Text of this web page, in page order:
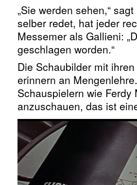
„Sie werden sehen,“
selber redet, hat jeder
Messemer als Gallieni:
geschlagen worden.“
Die Schaubilder mit
erinnern an
Schauspielern wie
anzuschauen, das ist